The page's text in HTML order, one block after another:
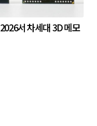
서 차세대 3D 메모